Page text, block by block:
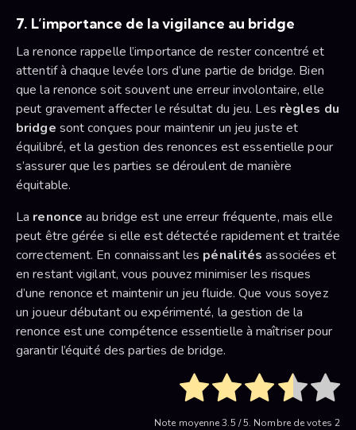
7. L’importance de la vigilance au bridge
La renonce rappelle l’importance de rester concentré et
attentif à chaque levée lors d’une partie de bridge. Bien
que la renonce soit souvent une erreur involontaire, elle
peut gravement affecter le résultat du jeu. Les règles du
bridge sont conçues pour maintenir un jeu juste et
équilibré, et la gestion des renonces est essentielle pour
s’assurer que les parties se déroulent de manière
équitable.
La renonce au bridge est une erreur fréquente, mais elle
peut être gérée si elle est détectée rapidement et traitée
correctement. En connaissant les pénalités associées et
en restant vigilant, vous pouvez minimiser les risques
d’une renonce et maintenir un jeu fluide. Que vous soyez
un joueur débutant ou expérimenté, la gestion de la
renonce est une compétence essentielle à maîtriser pour
garantir l’équité des parties de bridge.
Note moyenne3.5 / 5. Nombre de votes 2